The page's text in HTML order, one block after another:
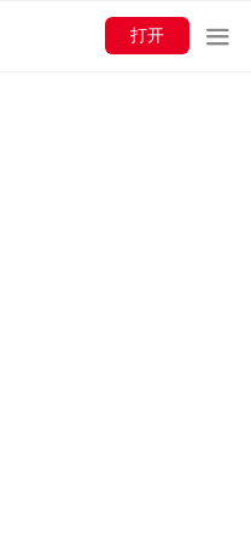
打开